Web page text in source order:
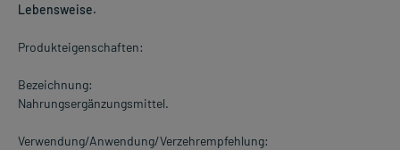
Lebensweise.
Produkteigenschaften:
Bezeichnung:
Nahrungsergänzungsmittel.
Verwendung/Anwendung/Verzehrempfehlung: